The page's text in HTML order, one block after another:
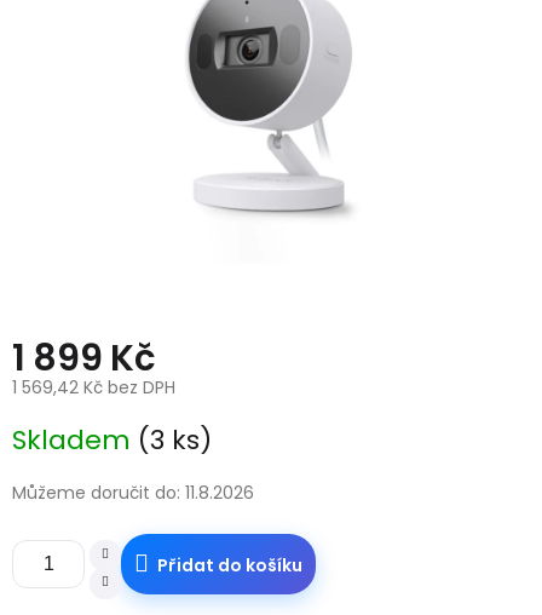
1 899 Kč
1 569,42 Kč bez DPH
cena:
Skladem (3 ks)
Můžeme doručit do: 11.8.2026
Přidat do košíku